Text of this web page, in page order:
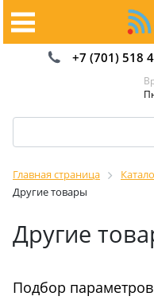
+7 (701) 518
Главная страница
Другие товары
Другие
Подбор параметров